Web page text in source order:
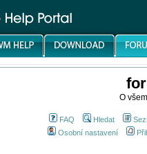
O
FAQ Hledat
Osobní nastavení